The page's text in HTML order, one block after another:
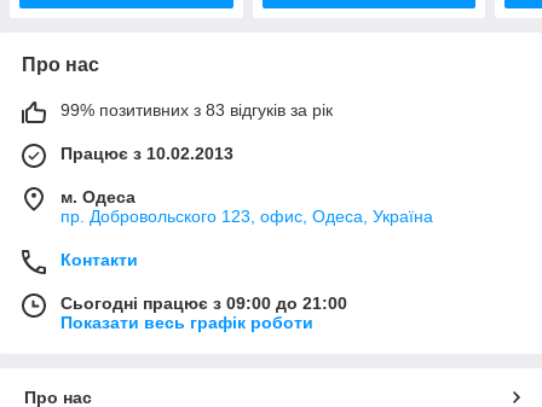
Про нас
99% позитивних з 83 відгуків за рік
Працює з 10.02.2013
м. Одеса
пр. Добровольского 123, офис, Одеса, Україна
Контакти
Сьогодні працює з 09:00 до 21:00
Показати весь графік роботи
Про нас